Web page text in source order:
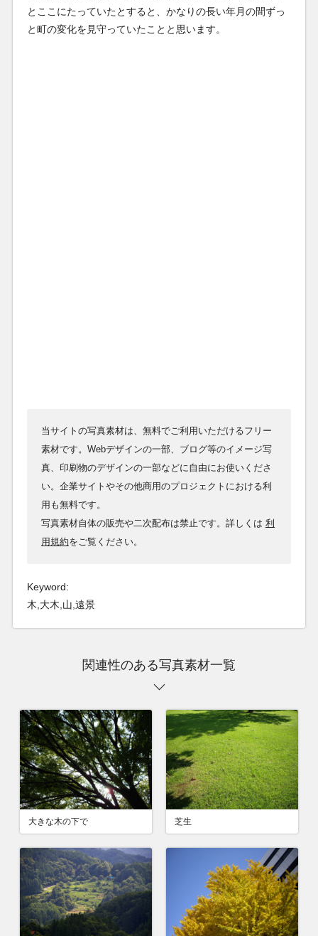
とここにたっていたとすると、かなりの長い年月の間ずっ
と町の変化を見守っていたことと思います。
当サイトの写真素材は、無料でご利用いただけるフリー
素材です。Webデザインの一部、ブログ等のイメージ写
真、印刷物のデザインの一部などに自由にお使いくださ
い。企業サイトやその他商用のプロジェクトにおける利
用も無料です。
写真素材自体の販売や二次配布は禁止です。詳しくは 利
用規約をご覧ください。
Keyword:
木,大木,山,遠景
関連性のある写真素材一覧
大きな木の下で 芝生